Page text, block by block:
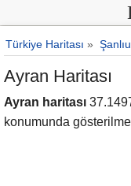
Türkiye Haritası »
Ayran Haritası
Ayran haritası
konumunda